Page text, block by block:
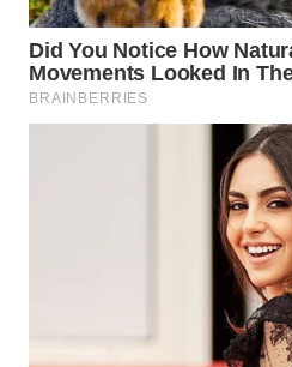
TAPANULI
SELATAN
WN
TANJUNG